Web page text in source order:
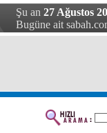
Şu an 27 Ağustos
Bugüne ait